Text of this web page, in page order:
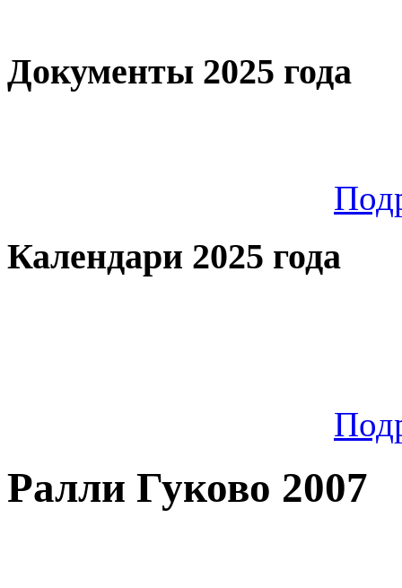
Документы 2025 года
Календари 2025 года
Ралли Гуково 2007